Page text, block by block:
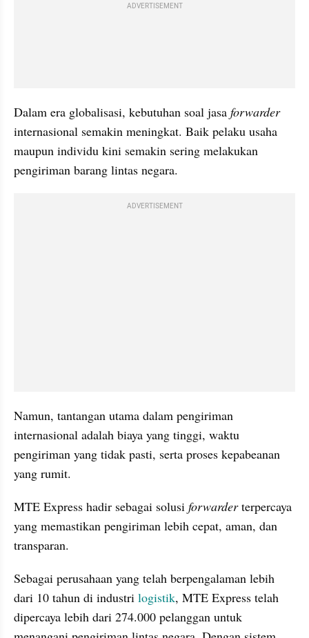
ADVERTISEMENT
Dalam era globalisasi, kebutuhan soal jasa forwarder
internasional semakin meningkat. Baik pelaku usaha
maupun individu kini semakin sering melakukan
pengiriman barang lintas negara.
ADVERTISEMENT
Namun, tantangan utama dalam pengiriman
internasional adalah biaya yang tinggi, waktu
pengiriman yang tidak pasti, serta proses kepabeanan
yang rumit.
MTE Express hadir sebagai solusi forwarder terpercaya
yang memastikan pengiriman lebih cepat, aman, dan
transparan.
Sebagai perusahaan yang telah berpengalaman lebih
dari 10 tahun di industri logistik, MTE Express telah
dipercaya lebih dari 274.000 pelanggan untuk